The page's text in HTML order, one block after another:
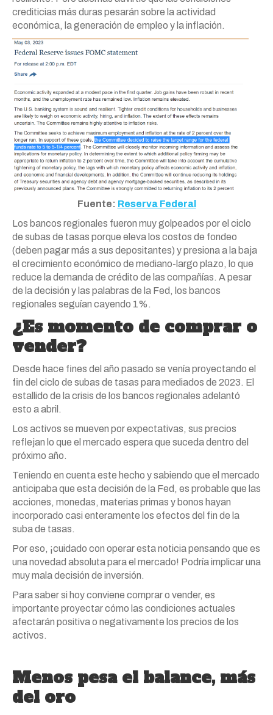
crediticias más duras pesarán sobre la actividad
económica, la generación de empleo y la inflación.
Fuente: Reserva Federal
Los bancos regionales fueron muy golpeados por el ciclo
de subas de tasas porque eleva los costos de fondeo
(deben pagar más a sus depositantes) y presiona a la baja
el crecimiento económico de mediano-largo plazo, lo que
reduce la demanda de crédito de las compañías. A pesar
de la decisión y las palabras de la Fed, los bancos
regionales seguían cayendo 1%.
¿Es momento de comprar o
vender?
Desde hace fines del año pasado se venía proyectando el
fin del ciclo de subas de tasas para mediados de 2023. El
estallido de la crisis de los bancos regionales adelantó
esto a abril.
Los activos se mueven por expectativas, sus precios
reflejan lo que el mercado espera que suceda dentro del
próximo año.
Teniendo en cuenta este hecho y sabiendo que el mercado
anticipaba que esta decisión de la Fed, es probable que las
acciones, monedas, materias primas y bonos hayan
incorporado casi enteramente los efectos del fin de la
suba de tasas.
Por eso, ¡cuidado con operar esta noticia pensando que es
una novedad absoluta para el mercado! Podría implicar una
muy mala decisión de inversión.
Para saber si hoy conviene comprar o vender, es
importante proyectar cómo las condiciones actuales
afectarán positiva o negativamente los precios de los
activos.
Menos pesa el balance, más
del oro